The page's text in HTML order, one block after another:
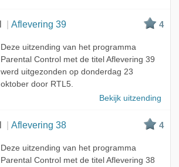
Aflevering 39 4
Deze uitzending van het programma
Parental Control met de titel Aflevering 39
werd uitgezonden op donderdag 23
oktober door RTL5.
Bekijk uitzending
Aflevering 38 4
Deze uitzending van het programma
Parental Control met de titel Aflevering 38